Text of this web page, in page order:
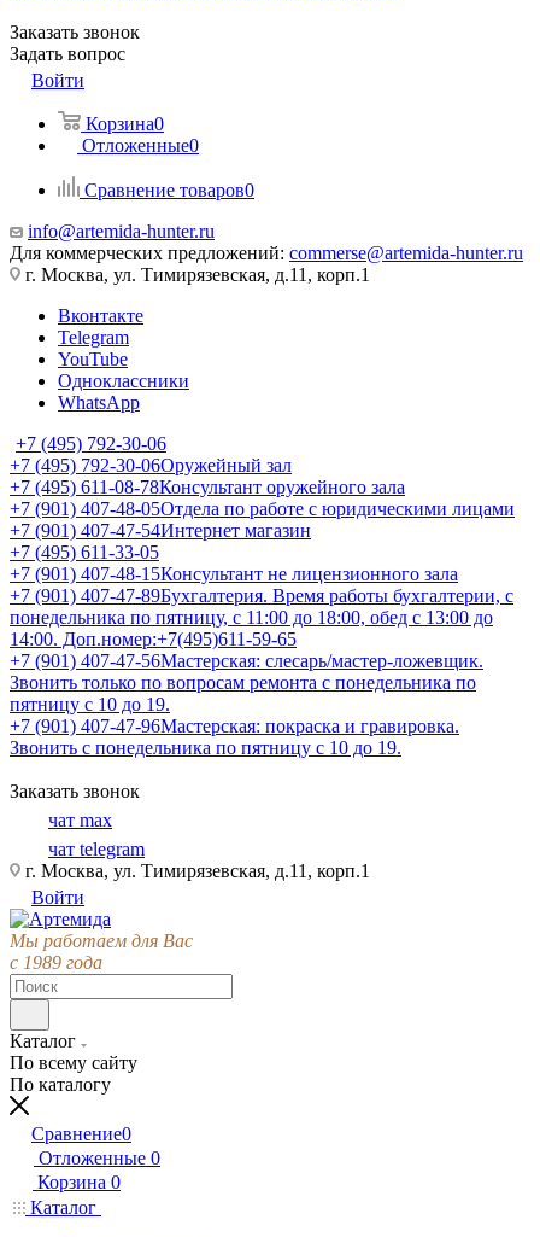
Заказать звонок
Задать вопрос
Войти
Корзина0
Отложенные0
Сравнение товаров0
info@artemida-hunter.ru
Для коммерческих предложений: commerse@artemida-hunter.ru
г. Москва, ул. Тимирязевская, д.11, корп.1
Вконтакте
Telegram
YouTube
Одноклассники
WhatsApp
+7 (495) 792-30-06
+7 (495) 792-30-06Оружейный зал
+7 (495) 611-08-78Консультант оружейного зала
+7 (901) 407-48-05Отдела по работе с юридическими лицами
+7 (901) 407-47-54Интернет магазин
+7 (495) 611-33-05
+7 (901) 407-48-15Консультант не лицензионного зала
+7 (901) 407-47-89Бухгалтерия. Время работы бухгалтерии, с
понедельника по пятницу, с 11:00 до 18:00, обед с 13:00 до
14:00. Доп.номер:+7(495)611-59-65
+7 (901) 407-47-56Мастерская: слесарь/мастер-ложевщик.
Звонить только по вопросам ремонта с понедельника по
пятницу с 10 до 19.
+7 (901) 407-47-96Мастерская: покраска и гравировка.
Звонить с понедельника по пятницу с 10 до 19.
Заказать звонок
чат max
чат telegram
г. Москва, ул. Тимирязевская, д.11, корп.1
Войти
Мы работаем для Вас
с 1989 года
Каталог
По всему сайту
По каталогу
Сравнение0
Отложенные 0
Корзина 0
Каталог